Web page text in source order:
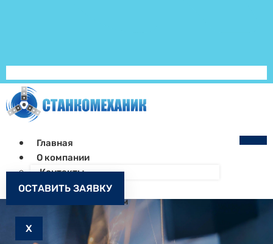
Главная
О компании
Контакты
Как заказать
Запчасти к станкам
X
ОСТАВИТЬ ЗАЯВКУ